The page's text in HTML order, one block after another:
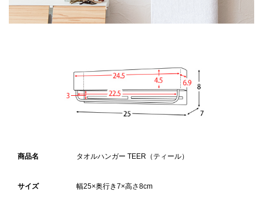
商品名 タオルハンガー TEER（ティール）
サイズ 幅25×奥行き7×高さ8cm